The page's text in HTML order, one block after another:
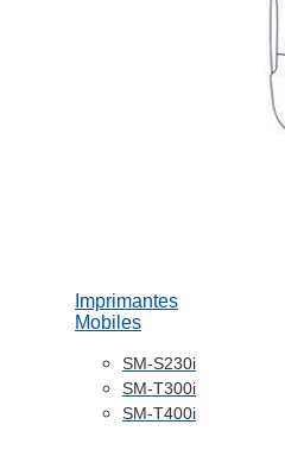
Imprimantes
Mobiles
SM-S230i
SM-T300i
SM-T400i